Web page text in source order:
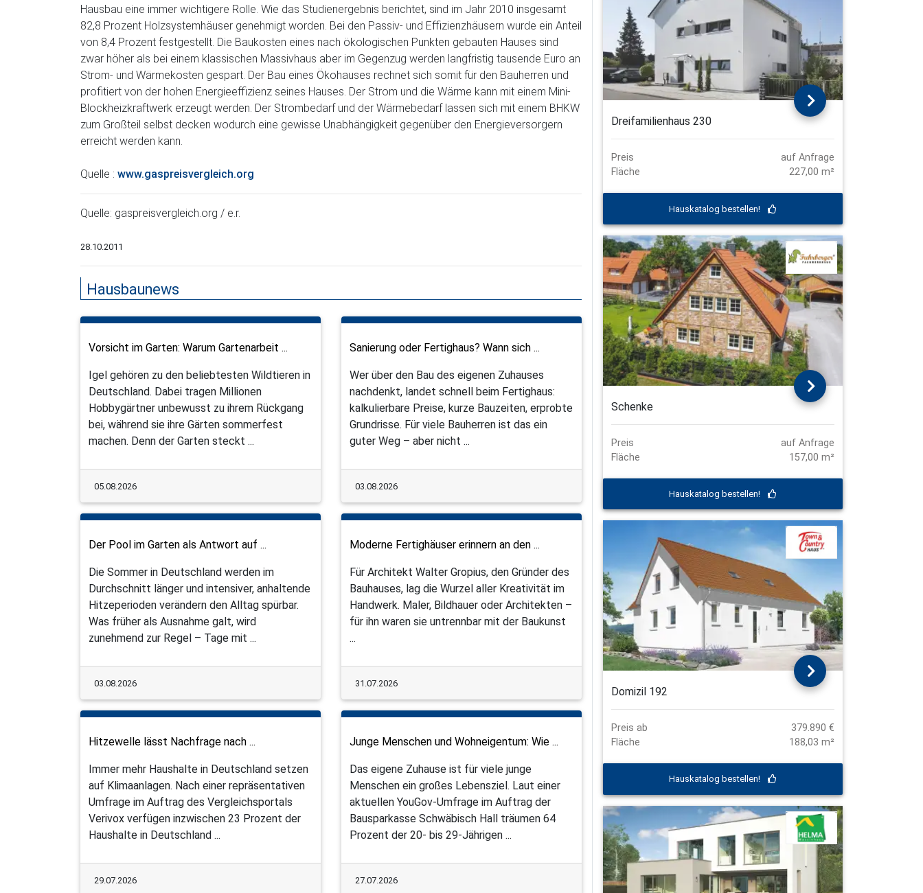
Hausbau eine immer wichtigere Rolle. Wie das Studienergebnis berichtet, sind im Jahr 2010 insgesamt
82,8 Prozent Holzsystemhäuser genehmigt worden. Bei den Passiv- und Effizienzhäusern wurde ein Anteil
von 8,4 Prozent festgestellt. Die Baukosten eines nach ökologischen Punkten gebauten Hauses sind
zwar höher als bei einem klassischen Massivhaus aber im Gegenzug werden langfristig tausende Euro an
Strom- und Wärmekosten gespart. Der Bau eines Ökohauses rechnet sich somit für den Bauherren und
profitiert von der hohen Energieeffizienz seines Hauses. Der Strom und die Wärme kann mit einem Mini-
Blockheizkraftwerk erzeugt werden. Der Strombedarf und der Wärmebedarf lassen sich mit einem BHKW
zum Großteil selbst decken wodurch eine gewisse Unabhängigkeit gegenüber den Energieversorgern
erreicht werden kann.
Quelle : www.gaspreisvergleich.org
Quelle: gaspreisvergleich.org / e.r.
28.10.2011
Hausbaunews
Vorsicht im Garten: Warum Gartenarbeit ...
Igel gehören zu den beliebtesten Wildtieren in
Deutschland. Dabei tragen Millionen
Hobbygärtner unbewusst zu ihrem Rückgang
bei, während sie ihre Gärten sommerfest
machen. Denn der Garten steckt ...
05.08.2026
Sanierung oder Fertighaus? Wann sich ...
Wer über den Bau des eigenen Zuhauses
nachdenkt, landet schnell beim Fertighaus:
kalkulierbare Preise, kurze Bauzeiten, erprobte
Grundrisse. Für viele Bauherren ist das ein
guter Weg – aber nicht ...
03.08.2026
Der Pool im Garten als Antwort auf ...
Die Sommer in Deutschland werden im
Durchschnitt länger und intensiver, anhaltende
Hitzeperioden verändern den Alltag spürbar.
Was früher als Ausnahme galt, wird
zunehmend zur Regel – Tage mit ...
03.08.2026
Moderne Fertighäuser erinnern an den ...
Für Architekt Walter Gropius, den Gründer des
Bauhauses, lag die Wurzel aller Kreativität im
Handwerk. Maler, Bildhauer oder Architekten –
für ihn waren sie untrennbar mit der Baukunst
...
31.07.2026
Hitzewelle lässt Nachfrage nach ...
Immer mehr Haushalte in Deutschland setzen
auf Klimaanlagen. Nach einer repräsentativen
Umfrage im Auftrag des Vergleichsportals
Verivox verfügen inzwischen 23 Prozent der
Haushalte in Deutschland ...
29.07.2026
Junge Menschen und Wohneigentum: Wie ...
Das eigene Zuhause ist für viele junge
Menschen ein großes Lebensziel. Laut einer
aktuellen YouGov-Umfrage im Auftrag der
Bausparkasse Schwäbisch Hall träumen 64
Prozent der 20- bis 29-Jährigen ...
27.07.2026
Dreifamilienhaus 230
Preis
auf Anfrage
Fläche
227,00 m²
Hauskatalog bestellen!
Schenke
Preis
auf Anfrage
Fläche
157,00 m²
Hauskatalog bestellen!
Domizil 192
Preis ab
379.890 €
Fläche
188,03 m²
Hauskatalog bestellen!